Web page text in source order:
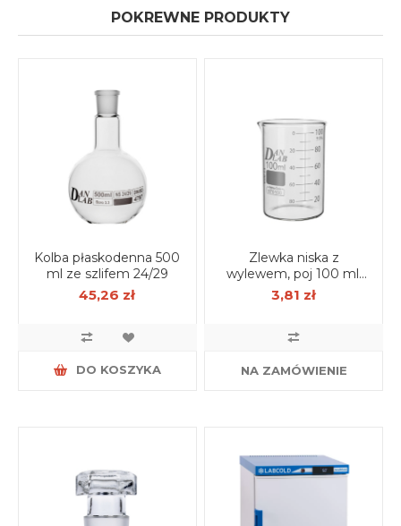
POKREWNE PRODUKTY
Kolba płaskodenna 500
ml ze szlifem 24/29
45,26 zł
DO KOSZYKA
Zlewka niska z
wylewem, poj 100 ml,
borokrzem
3,81 zł
NA ZAMÓWIENIE